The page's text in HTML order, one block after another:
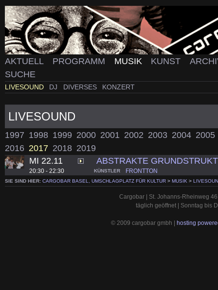
AKTUELL PROGRAMM MUSIK KUNST
SUCHE
LIVESOUND DJ DIVERSES KONZERT
LIVESOUND
1997 1998 1999 2000 2001 2002 2003 2004 2005
2016 2017 2018 2019
MI 22.11
20:30 - 22:30
ABSTRAKTE
KÜNSTLER FRONTTON
SIE SIND HIER: CARGOBAR BASEL, UMSCHLAGPLATZ FÜR KULTUR > MUSIK >
Cargobar | St. Johanns-Rheinweg
täglich geöffnet | Sonntag bis
© 2009 cargobar gmbh | hosting